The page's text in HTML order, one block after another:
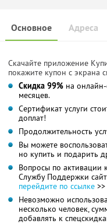
Основное Адреса
Скачайте приложение
покажите купон с экрана
Скидка 99% на
месяцев.
Сертификат услуги
доплат!
Продолжительность
Вы можете
но купить и подарить
Вопросы по активации
Службу Поддержки
перейдите по ссылке >>
Невозможно
несколько человек,
добавлять к